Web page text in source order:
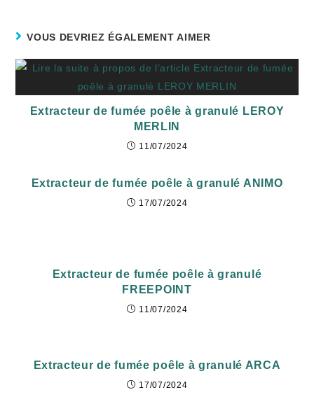
VOUS DEVRIEZ ÉGALEMENT AIMER
Extracteur de fumée poêle à granulé LEROY
MERLIN
11/07/2024
Extracteur de fumée poêle à granulé ANIMO
17/07/2024
Extracteur de fumée poêle à granulé
FREEPOINT
11/07/2024
Extracteur de fumée poêle à granulé ARCA
17/07/2024